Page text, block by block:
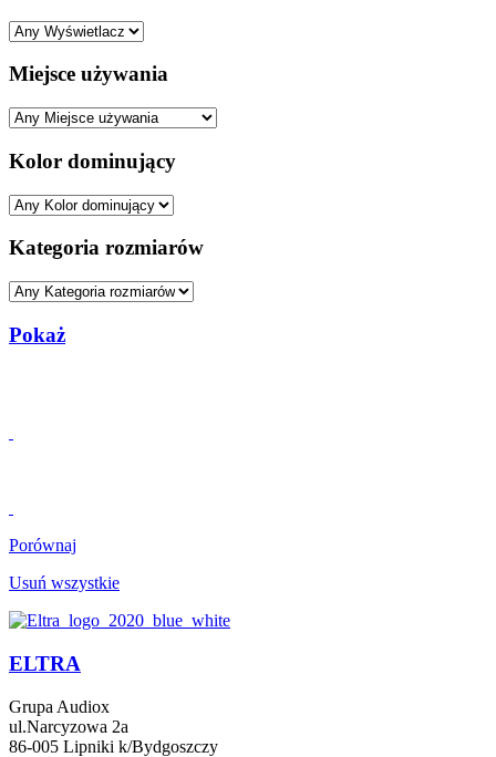
Miejsce używania
Kolor dominujący
Kategoria rozmiarów
Pokaż
Porównaj
Usuń wszystkie
ELTRA
Grupa Audiox
ul.Narcyzowa 2a
86-005 Lipniki k/Bydgoszczy